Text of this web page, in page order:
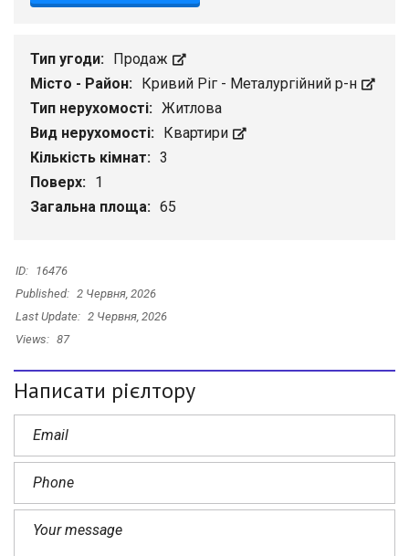
Тип угоди:
Продаж
Місто - Район:
Кривий Ріг - Металургійний р-н
Тип нерухомості: Житлова
Вид нерухомості:
Квартири
Кількість кімнат: 3
Поверх: 1
Загальна площа: 65
ID: 16476
Published: 2 Червня, 2026
Last Update: 2 Червня, 2026
Views: 87
Написати рієлтору